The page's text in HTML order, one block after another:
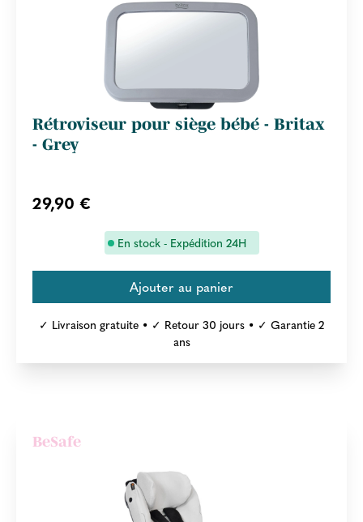
Rétroviseur pour siège bébé - Britax
- Grey
29,90 €
En stock - Expédition 24H
✓ Livraison gratuite • ✓ Retour 30 jours • ✓ Garantie 2
ans
BeSafe